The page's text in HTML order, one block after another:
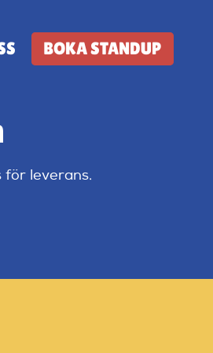
BOKA STANDUP
för leverans.